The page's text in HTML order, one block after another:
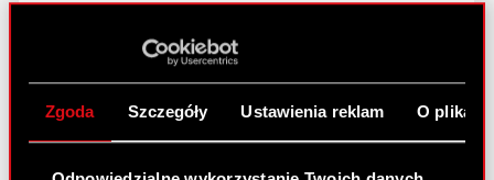
Zgoda Szczegóły Ustawienia reklam O
PROJEKT S.A. z…Czytaj dalej